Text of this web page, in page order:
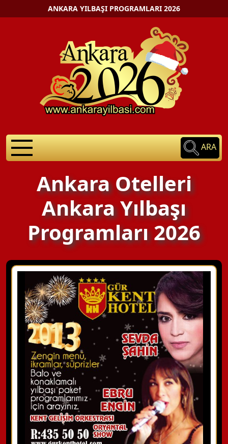
ANKARA YILBAŞI PROGRAMLARI 2026
ARA
Ankara Otelleri
Ankara Yılbaşı
Programları 2026